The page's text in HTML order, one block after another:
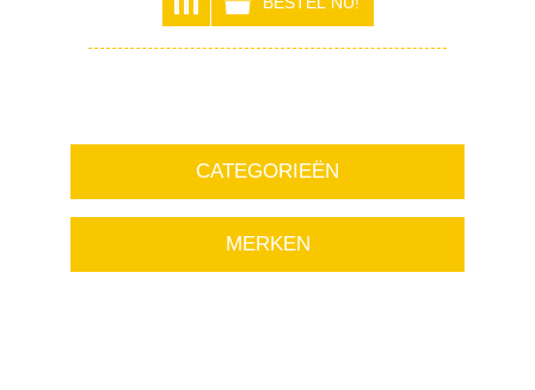
CATEGORIEËN
MERKEN